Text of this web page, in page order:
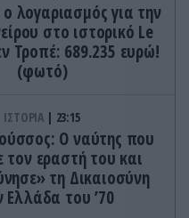
λογαριασμός για την
στο ιστορικό Le
Τροπέ: 689.235 ευρώ!
(φωτό)
ΙΣΤΟΡΙΑ 23:15
Ο ναύτης που
εραστή του και
τη Δικαιοσύνη
Ελλάδα του ’70